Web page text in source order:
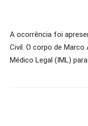
A ocorrência foi
Civil. O corpo de
Médico Legal (IML)